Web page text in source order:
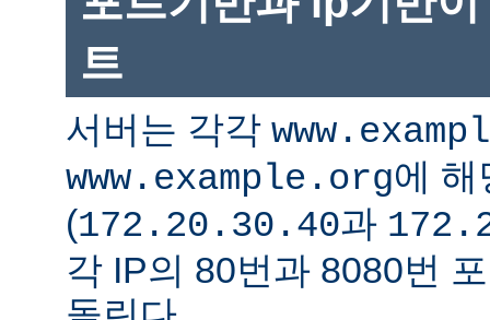
트
서버는 각각
www.example.org에 해
(172.20.30.40과
각 IP의 80번과 8080번